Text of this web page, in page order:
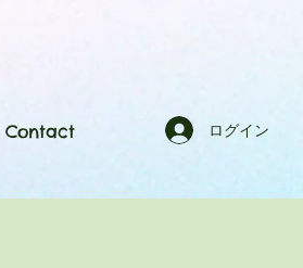
Contact ログイン